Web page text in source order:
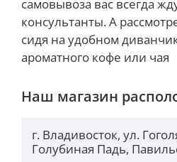
прилегать к спине,
нагрузку на нее. Воздух,
сетчатую ткань, отводит
обеспечивает комфорт при
карман с быстрым
самовывоза вас всегда
консультанты. А
сидя на удобном
ароматного кофе или чая
Наш магазин
г. Владивосток, ул.
Голубиная Падь,